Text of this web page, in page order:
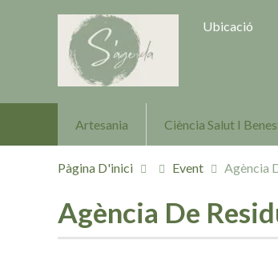
Ubicació
Artesania Ciència Salut I
Pàgina D'inici Event Agència
Agència De